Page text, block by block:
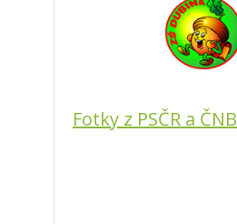
Fotky z PSČR a ČNB